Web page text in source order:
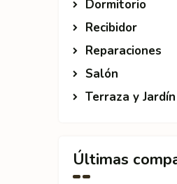
Dormitorio
Recibidor
Reparaciones
Salón
Terraza y Jardín
Últimas